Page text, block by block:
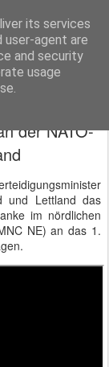
its services
user-agent are
and security
usage
Fahrzeugtechnik und IT - Pressedienst, Fachartikel, Bildredaktion, O-Ton-Videos
Korps
der NATO-
und Lettland das
im nördlichen
NE) an das 1.